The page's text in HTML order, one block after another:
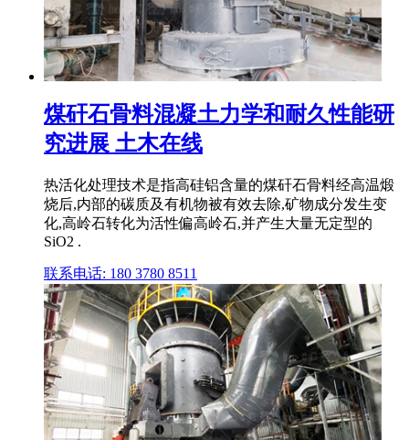
煤矸石骨料混凝土力学和耐久性能研
究进展 土木在线
热活化处理技术是指高硅铝含量的煤矸石骨料经高温煅
烧后,内部的碳质及有机物被有效去除,矿物成分发生变
化,高岭石转化为活性偏高岭石,并产生大量无定型的
SiO2 .
联系电话: 180 3780 8511